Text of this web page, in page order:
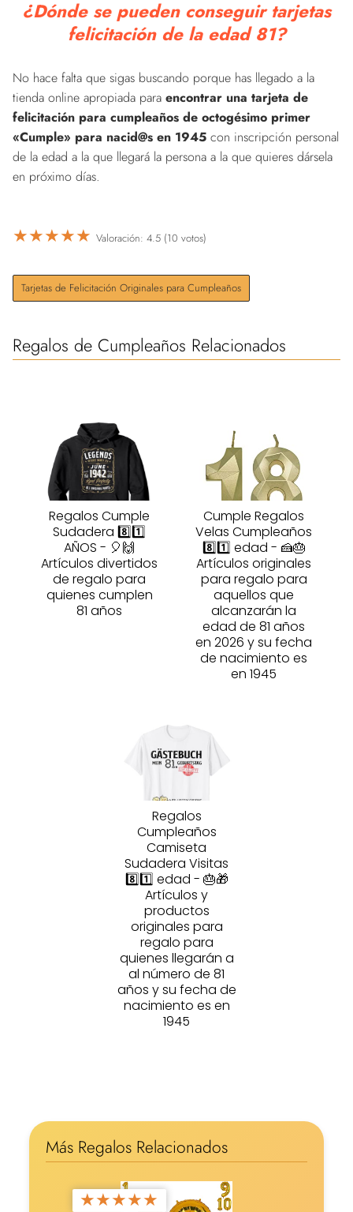
¿Dónde se pueden conseguir tarjetas
felicitación de la edad 81?
No hace falta que sigas buscando porque has llegado a la
tienda online apropiada para encontrar una tarjeta de
felicitación para cumpleaños de octogésimo primer
«Cumple» para nacid@s en 1945 con inscripción personal
de la edad a la que llegará la persona a la que quieres dársela
en próximo días.
★★★★★ Valoración: 4.5 (10 votos)
Tarjetas de Felicitación Originales para Cumpleaños
Regalos de Cumpleaños Relacionados
Regalos Cumple
Sudadera 8️⃣1️⃣
AÑOS - 🎈🙌
Artículos divertidos
de regalo para
quienes cumplen
81 años
Cumple Regalos
Velas Cumpleaños
8️⃣1️⃣ edad - 🍰🎂
Artículos originales
para regalo para
aquellos que
alcanzarán la
edad de 81 años
en 2026 y su fecha
de nacimiento es
en 1945
Regalos
Cumpleaños
Camiseta
Sudadera Visitas
8️⃣1️⃣ edad - 🎂🎁
Artículos y
productos
originales para
regalo para
quienes llegarán a
al número de 81
años y su fecha de
nacimiento es en
1945
Más Regalos Relacionados
★★★★★